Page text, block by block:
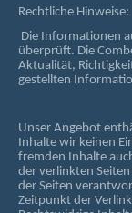
Rechtliche Hinweise:
Die Informationen
überprüft. Die
Aktualität,
gestellten
Unser Angebot
Inhalte wir keinen
fremden Inhalte
der verlinkten
der Seiten
Zeitpunkt der